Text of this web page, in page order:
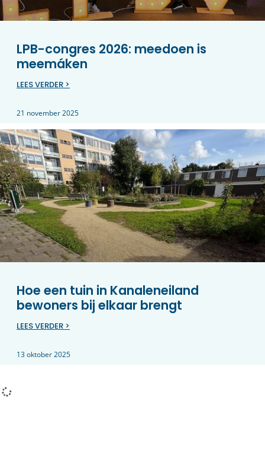
LPB-congres 2026: meedoen is
meemáken
LEES VERDER >
21 november 2025
Hoe een tuin in Kanaleneiland
bewoners bij elkaar brengt
LEES VERDER >
13 oktober 2025